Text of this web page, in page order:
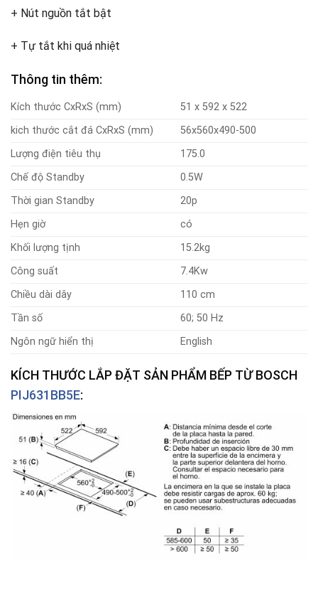
+ Nút nguồn tắt bật
+ Tự tắt khi quá nhiệt
Thông tin thêm:
Kích thước CxRxS (mm)
51 x 592 x 522
kich thước cắt đá CxRxS (mm)
56x560x490-500
Lượng điện tiêu thụ
175.0
Chế độ Standby
0.5W
Thời gian Standby
20p
Hẹn giờ
có
Khối lượng tịnh
15.2kg
Công suất
7.4Kw
Chiều dài dây
110 cm
Tần số
60; 50 Hz
Ngôn ngữ hiển thị
English
KÍCH THƯỚC LẮP ĐẶT SẢN PHẨM BẾP TỪ BOSCH
PIJ631BB5E: